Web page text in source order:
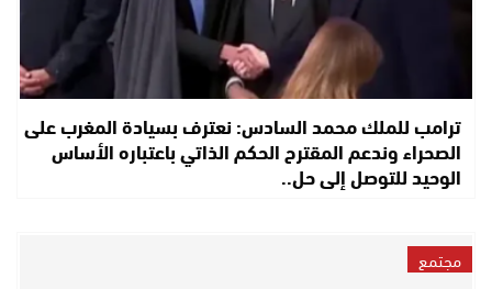
ترامب للملك محمد السادس: نعترف بسيادة المغرب على
الصحراء وندعم المقترح الحكم الذاتي باعتباره الأساس
الوحيد للتوصل إلى حل..
مجتمع